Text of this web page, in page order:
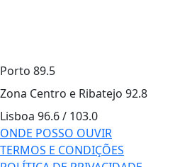
Porto 89.5
Zona Centro e Ribatejo 92.8
Lisboa 96.6 / 103.0
ONDE POSSO OUVIR
TERMOS E CONDIÇÕES